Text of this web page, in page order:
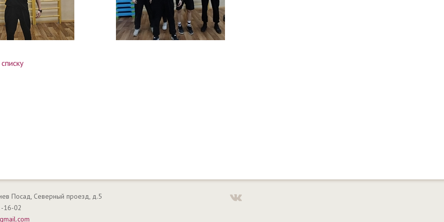
Посад, Северный проезд, д.5
16-02